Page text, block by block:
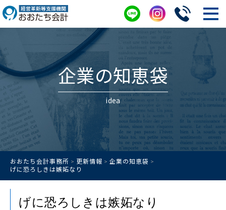
企業の知恵袋
idea
おおたち会計事務所 > 更新情報 > 企業の知恵袋 >
げに恐ろしきは嫉妬なり
げに恐ろしきは嫉妬なり